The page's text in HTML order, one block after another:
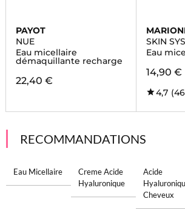
PAYOT
NUE
Eau micellaire
démaquillante recharge
22,40 €
SKIN
Eau
14,90 €
4,7
RECOMMANDATIONS
Eau Micellaire
Creme Acide
Hyaluronique
Acide
Cheveux